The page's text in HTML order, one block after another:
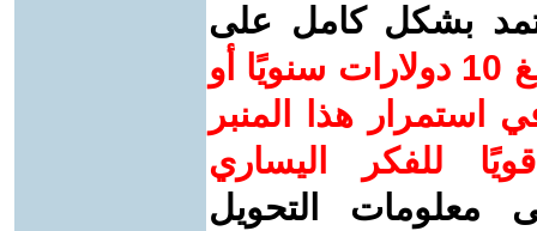
بشكل كامل على
ساهم/ي معنا! بدعمكم بمبلغ 10 دولارات سنويًا أو
استمرار هذا المنبر
للفكر اليساري
معلومات التحويل